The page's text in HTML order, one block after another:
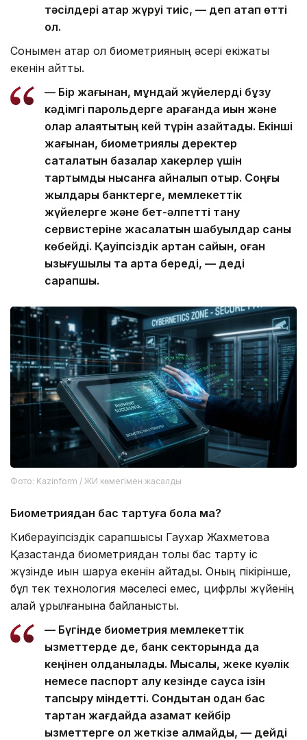
тәсілдері қатар жүруі тиіс, — деп атап өтті
ол.
Сонымен қатар ол биометрияның әсері екіжақты
екенін айтты.
— Бір жағынан, мұндай жүйелерді бұзу
кәдімгі парольдерге қарағанда қиын және
олар алаяқтықтың кей түрін азайтады. Екінші
жағынан, биометриялық деректер
сақталатын базалар хакерлер үшін
тартымды нысанға айналып отыр. Соңғы
жылдары банктерге, мемлекеттік
жүйелерге және бет-әлпетті тану
сервистеріне жасалатын шабуылдар саны
көбейді. Қауіпсіздік артқан сайын, оған
қызығушылық та арта береді, — деді
сарапшы.
Фото: Kazinform / ЖИ көмегімен жасалды
Биометриядан бас тартуға бола ма?
Киберқауіпсіздік сарапшысы Гаухар Жахметова
Қазақстанда биометриядан толық бас тарту іс
жүзінде қиын шаруа екенін айтады. Оның пікірінше,
бұл тек технология мәселесі емес, цифрлық жүйенің
қалай құрылғанына байланысты.
— Бүгінде биометрия мемлекеттік
қызметтерде де, банк секторында да
кеңінен қолданылады. Мысалы, жеке куәлік
немесе паспорт алу кезінде саусақ ізін
тапсыру міндетті. Сондықтан одан бас
тартқан жағдайда азамат кейбір
қызметтерге қол жеткізе алмайды, — дейді